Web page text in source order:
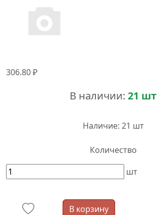
306.80 ₽
В наличии: 21 шт
Наличие: 21 шт
Количество
шт
В корзину